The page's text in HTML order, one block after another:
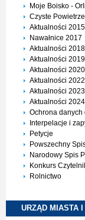
Moje Boisko -
Czyste Powietrze
Aktualności
Nawałnice 2017
Aktualności 2018
Aktualności 2019
Aktualności
Aktualności 2022
Aktualności 2023
Aktualności 2024
Ochrona danych
Interpelacje i
Petycje
Powszechny
Narodowy Spis
Konkurs
Rolnictwo
URZĄD MIASTA I